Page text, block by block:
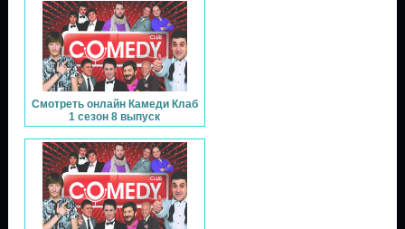
Смотреть онлайн Камеди Клаб
1 сезон 8 выпуск